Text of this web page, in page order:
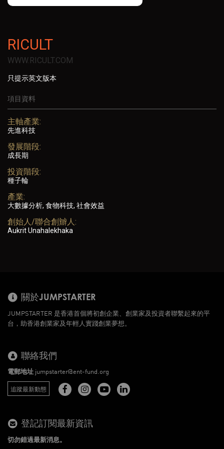
RICULT
WWW.RICULT.COM
只提示英文版本
項目資料
主軸產業:
先進科技
發展階段:
成長期
投資階段:
種子輪
產業:
大數據分析, 食物科技, 社會效益
創始人/聯合創辧人:
Aukrit Unahalekhaka
關於JUMPSTARTER
JUMPSTARTER 是香港首個將初創企業、創業家及投資者聯繫起來的平
台，助香港創業家及年輕人實踐創業夢想。
聯絡我們
電郵地址 jumpstarter@ent-fund.org
追蹤最新動態
登記訂閱最新資訊
切勿錯過最新消息。